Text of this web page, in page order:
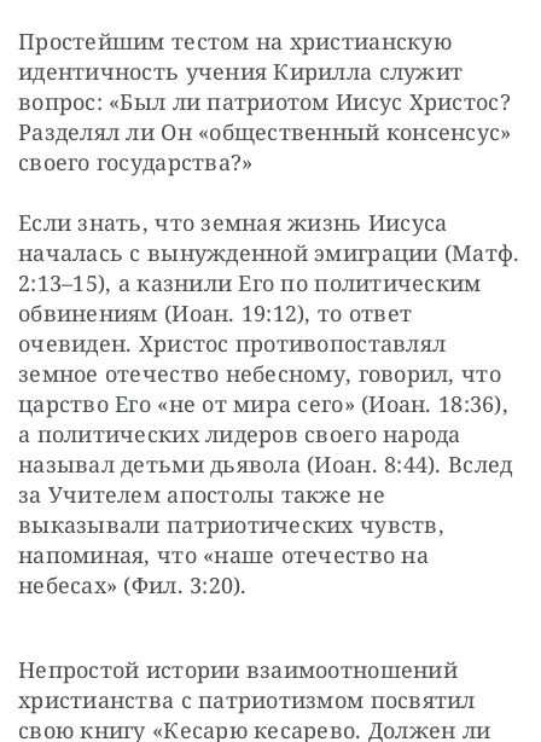
Простейшим тестом на христианскую
идентичность учения Кирилла служит
вопрос: «Был ли патриотом Иисус Христос?
Разделял ли Он «общественный консенсус»
своего государства?»
Если знать, что земная жизнь Иисуса
началась с вынужденной эмиграции (Матф.
2:13–15), а казнили Его по политическим
обвинениям (Иоан. 19:12), то ответ
очевиден. Христос противопоставлял
земное отечество небесному, говорил, что
царство Его «не от мира сего» (Иоан. 18:36),
а политических лидеров своего народа
называл детьми дьявола (Иоан. 8:44). Вслед
за Учителем апостолы также не
выказывали патриотических чувств,
напоминая, что «наше отечество на
небесах» (Фил. 3:20).
Непростой истории взаимоотношений
христианства с патриотизмом посвятил
свою книгу «Кесарю кесарево. Должен ли